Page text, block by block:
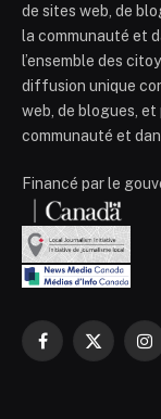
de sites web, de
la communauté et
l’ensemble des
diffusion unique
web, de blogues,
communauté et
Financé par le
Facebook
X